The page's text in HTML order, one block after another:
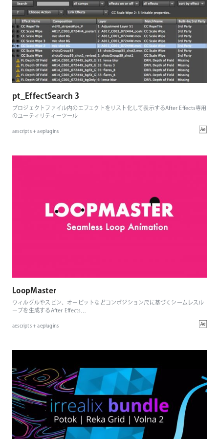
pt_EffectSearch 3
プロジェクトファイル内のエフェクトをリスト化して表示するAfter Effects専用
のユーティリティーツール
aescripts + aeplugins
LoopMaster
ウィルグルやスピン、オービットなどコンポジション尺に基づくシームレスル
ープを生成するAfter Effects…
aescripts + aeplugins